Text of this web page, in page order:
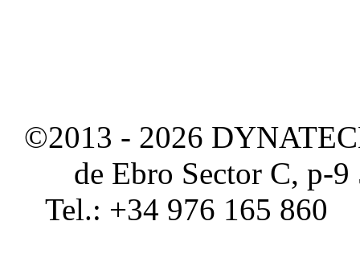
©2013 - 2026
de Ebro Sector C, p-
Tel.: +34 976 165 860